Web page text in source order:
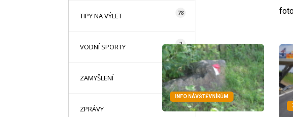
TIPY NA VÝLET 78
VODNÍ SPORTY 2
ZAMYŠLENÍ 1
ZPRÁVY 85
INFO NÁVŠTĚVNÍKŮM